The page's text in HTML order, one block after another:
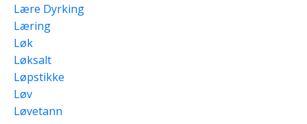
Lære Dyrking
Læring
Løk
Løksalt
Løpstikke
Løv
Løvetann